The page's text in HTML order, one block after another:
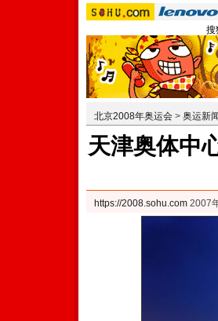
搜
北京2008年奥运会 > 奥运新闻
天津奥体中
https://2008.sohu.com 2007